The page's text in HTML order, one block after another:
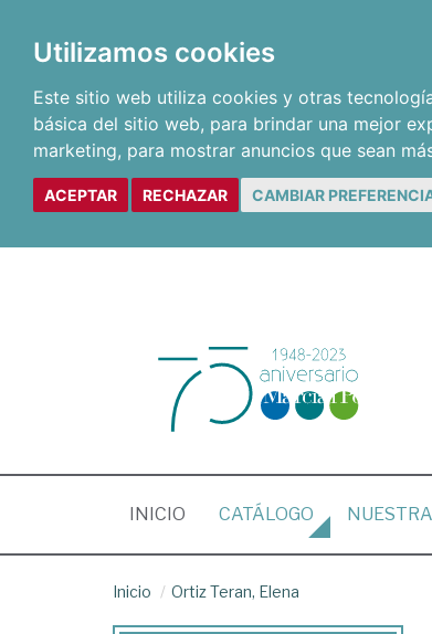
Utilizamos cookies
Este sitio web utiliza cookies y otras
básica del sitio web, para brindar una mejor
marketing, para mostrar anuncios que sean
ACEPTAR RECHAZAR CAMBIAR
INICIO (CURRENT)
CATÁLOGO
Inicio Ortiz Teran, Elena